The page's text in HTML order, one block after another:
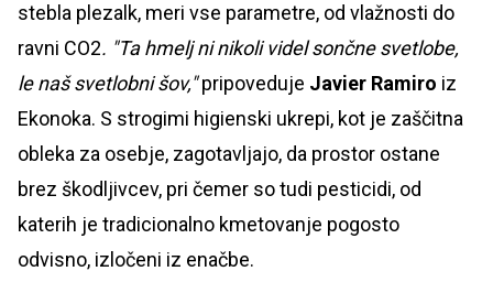
stebla plezalk, meri vse parametre, od vlažnosti do
ravni CO2. "Ta hmelj ni nikoli videl sončne svetlobe,
le naš svetlobni šov,"pripoveduje Javier Ramiro iz
Ekonoka. S strogimi higienski ukrepi, kot je zaščitna
obleka za osebje, zagotavljajo, da prostor ostane
brez škodljivcev, pri čemer so tudi pesticidi, od
katerih je tradicionalno kmetovanje pogosto
odvisno, izločeni iz enačbe.